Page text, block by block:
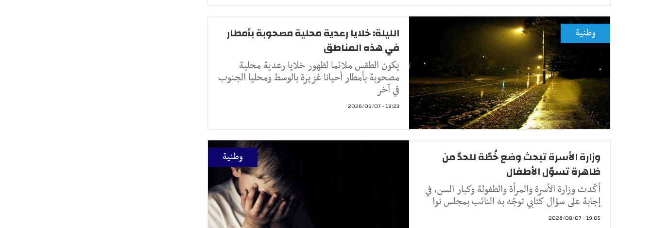
وطنية
الليلة: خلايا رعدية محلية مصحوبة بأمطار
في هذه المناطق
يكون الطقس ملائما لظهور خلايا رعدية محلية
مصحوبة بأمطار أحيانا غزيرة بالوسط ومحليا الجنوب
في آخر
19:23 - 2026/08/07
وطنية
وزارة الأسرة تبحث وضع خُطّة للحدّ من
ظاهرة تسوّل الأطفال
أكّدت وزارة الأسرة والمرأة والطفولة وكبار السن، في
إجابة على سؤال كتابي توجّه به النائب بمجلس نوا
19:05 - 2026/08/07